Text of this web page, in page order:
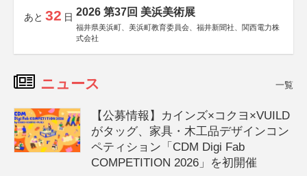
あと 32 日 2026 第37回 美浜美術展
福井県美浜町、美浜町教育委員会、福井新聞社、関西電力株
式会社
ニュース 一覧
【公募情報】カインズ×コクヨ×VUILD
がタッグ、家具・木工品デザインコン
ペティション「CDM Digi Fab
COMPETITION 2026」を初開催